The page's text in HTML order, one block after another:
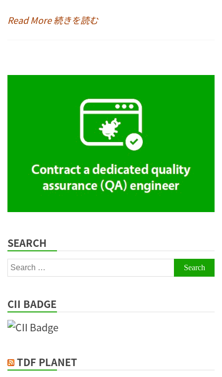
Read More 続きを読む
SEARCH
Search
for:
CII BADGE
TDF PLANET